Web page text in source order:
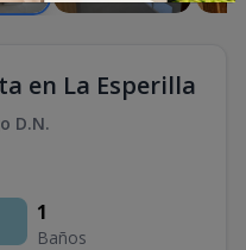
en La Esperilla
D.N.
1
Baños